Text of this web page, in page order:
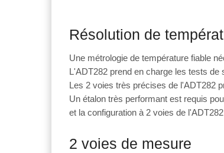
Résolution de
Une métrologie de température fiable
L'ADT282 prend en charge les tests
Les 2 voies très précises de l'ADT282
Un étalon très performant est requis
et la configuration à 2 voies de
2 voies de mesure